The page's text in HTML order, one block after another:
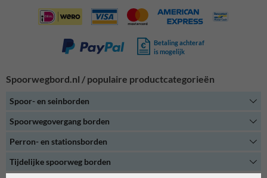
Betaling achteraf
is mogelijk
Spoorwegbord.nl / populaire productcategorieën
Spoor- en seinborden
Spoorwegovergang borden
Perron- en stationsborden
Tijdelijke spoorweg borden